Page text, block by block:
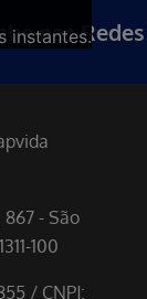
instantes.
nas
- São
100
/ CNPJ: